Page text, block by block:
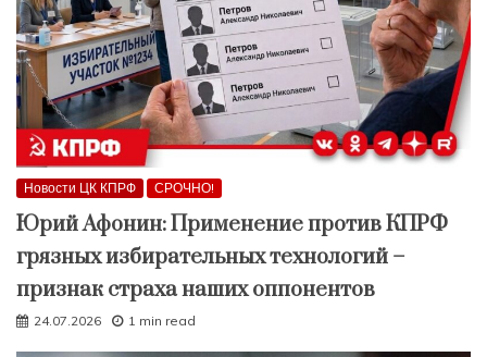
Новости ЦК КПРФ СРОЧНО!
Юрий Афонин: Применение против КПРФ
грязных избирательных технологий –
признак страха наших оппонентов
24.07.2026 1 min read